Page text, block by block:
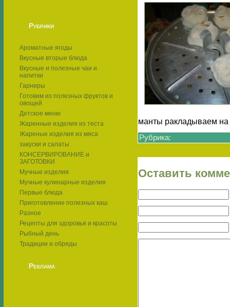
Рубрики
Ароматные ягоды
Вкусные вторые блюда
Вкусные и полезные чаи и
напитки
Гарниры
Готовим из полезных фруктов и
овощей
Детское меню
Жаренные изделия из теста
Жареные изделия из мяса
закуски и салаты
КОНСЕРВИРОВАНИЕ и
ЗАГОТОВКИ
Мучные изделия
Мучные кулинарные изделия
Первые блюда
Приготовление полезных каш
Разное
Рецепты для здоровья и красоты
Рыбный день
Традиции и обряды
Реклама
манты ракладываем
Рубрика:
Оставить